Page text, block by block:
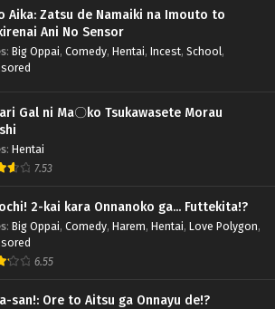
Aika: Zatsu de Namaiki na Imouto to
Ani No Sensor
: Big Oppai, Comedy, Hentai, Incest, School,
Gal ni Ma〇ko Tsukawasete Morau
: Hentai
7.53
2-kai kara Onnanoko ga... Futtekita!?
: Big Oppai, Comedy, Harem, Hentai, Love Polygon,
6.55
san!: Ore to Aitsu ga Onnayu de!?